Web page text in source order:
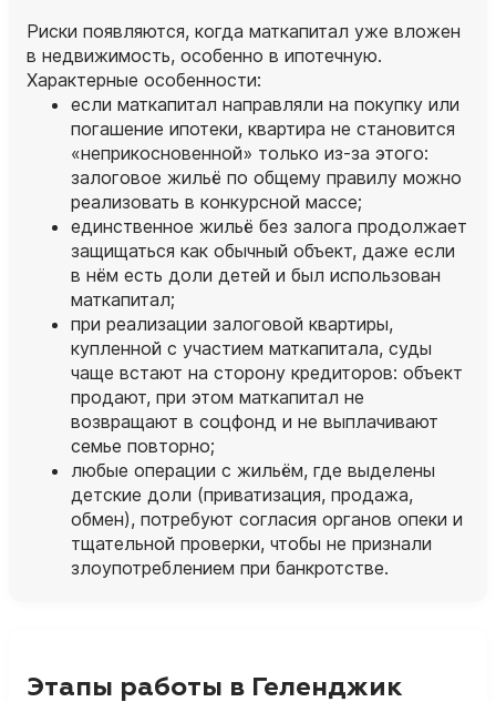
Риски появляются, когда маткапитал уже вложен
в недвижимость, особенно в ипотечную.
Характерные особенности:
если маткапитал направляли на покупку или
погашение ипотеки, квартира не становится
«неприкосновенной» только из‑за этого:
залоговое жильё по общему правилу можно
реализовать в конкурсной массе;
единственное жильё без залога продолжает
защищаться как обычный объект, даже если
в нём есть доли детей и был использован
маткапитал;
при реализации залоговой квартиры,
купленной с участием маткапитала, суды
чаще встают на сторону кредиторов: объект
продают, при этом маткапитал не
возвращают в соцфонд и не выплачивают
семье повторно;
любые операции с жильём, где выделены
детские доли (приватизация, продажа,
обмен), потребуют согласия органов опеки и
тщательной проверки, чтобы не признали
злоупотреблением при банкротстве.
Этапы работы в Геленджик